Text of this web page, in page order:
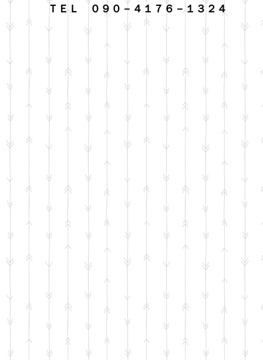
​ＴＥＬ ０９０－４１７６－１３２４